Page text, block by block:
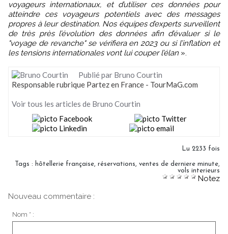
voyageurs internationaux, et d’utiliser ces données pour
atteindre ces voyageurs potentiels avec des messages
propres à leur destination. Nos équipes d’experts surveillent
de très près l’évolution des données afin d’évaluer si le
"voyage de revanche" se vérifiera en 2023 ou si l’inflation et
les tensions internationales vont lui couper l’élan ».
Publié par Bruno Courtin
Responsable rubrique Partez en France - TourMaG.com
Voir tous les articles de Bruno Courtin
Lu 2233 fois
Tags : hôtellerie française, réservations, ventes de derniere minute,
vols interieurs
Notez
Nouveau commentaire :
Nom * :